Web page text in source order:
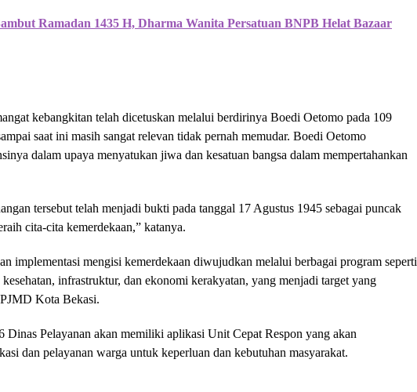
Ramadan 1435 H, Dharma Wanita Persatuan BNPB Helat Bazaar
kebangkitan telah dicetuskan melalui berdirinya Boedi Oetomo pada 109
saat ini masih sangat relevan tidak pernah memudar. Boedi Oetomo
dalam upaya menyatukan jiwa dan kesatuan bangsa dalam mempertahankan
tersebut telah menjadi bukti pada tanggal 17 Agustus 1945 sebagai puncak
cita-cita kemerdekaan,” katanya.
implementasi mengisi kemerdekaan diwujudkan melalui berbagai program seperti
infrastruktur, dan ekonomi kerakyatan, yang menjadi target yang
Kota Bekasi.
Dinas Pelayanan akan memiliki aplikasi Unit Cepat Respon yang akan
dan pelayanan warga untuk keperluan dan kebutuhan masyarakat.